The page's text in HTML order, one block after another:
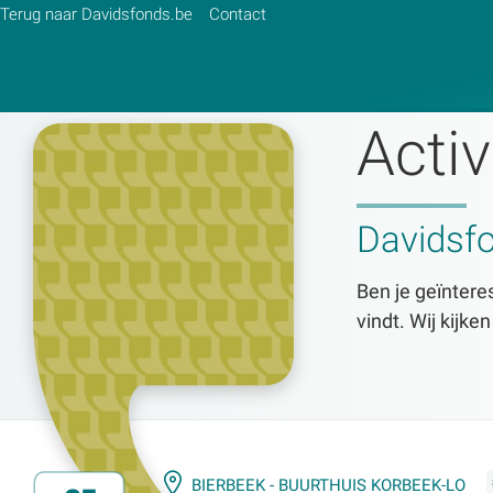
Terug naar Davidsfonds.be Contact
Ben je
vindt. Wij
BIERBEEK - BUURTHUIS KORBEEK-LO
Zoek: